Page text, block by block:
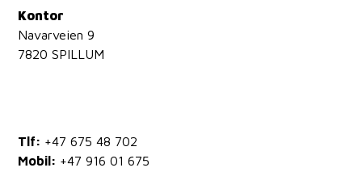
Kontor
Navarveien 9
7820 SPILLUM
Tlf: +47 675 48 702
Mobil: +47 916 01 675